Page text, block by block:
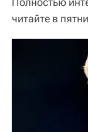
читайте в